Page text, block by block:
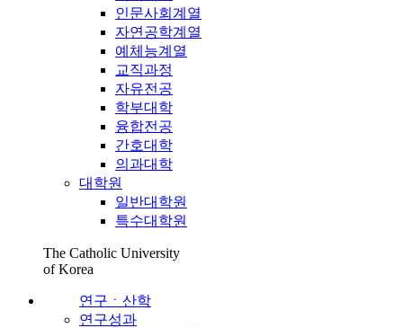
인문사회계열
자연공학계열
예체능계열
교직과정
자유전공
학부대학
융합전공
간호대학
의과대학
대학원
일반대학원
특수대학원
The Catholic University
of Korea
연구ㆍ산학
연구성과